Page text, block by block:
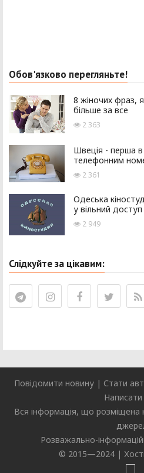
Обов'язково перегляньте!
8 жіночих фраз,
більше за все
2 363
Швеція - перша в
телефонним
2 361
Одеська
у вільний доступ
2 949
Слідкуйте за цікавим:
Повідомити новину| Стати
Вся інформація, що розміщена
Розважально-
© 2015—2024 |